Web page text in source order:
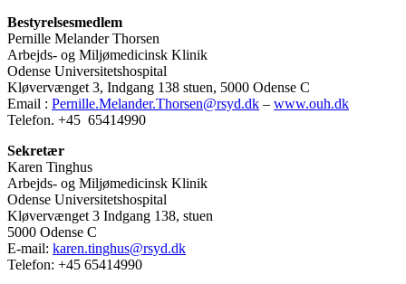
Bestyrelsesmedlem
Pernille Melander Thorsen
Arbejds- og Miljømedicinsk Klinik
Odense Universitetshospital
Kløvervænget 3, Indgang 138 stuen, 5000 Odense C
Email : Pernille.Melander.Thorsen@rsyd.dk – www.ouh.dk
Telefon. +45 65414990
Sekretær
Karen Tinghus
Arbejds- og Miljømedicinsk Klinik
Odense Universitetshospital
Kløvervænget 3 Indgang 138, stuen
5000 Odense C
E-mail: karen.tinghus@rsyd.dk
Telefon: +45 65414990